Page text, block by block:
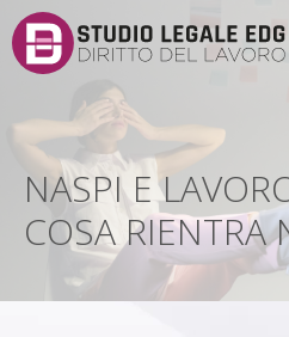
NASPI E
COSA RIENTRA